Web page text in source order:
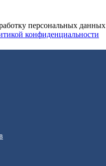
персональных данных
конфиденциальности